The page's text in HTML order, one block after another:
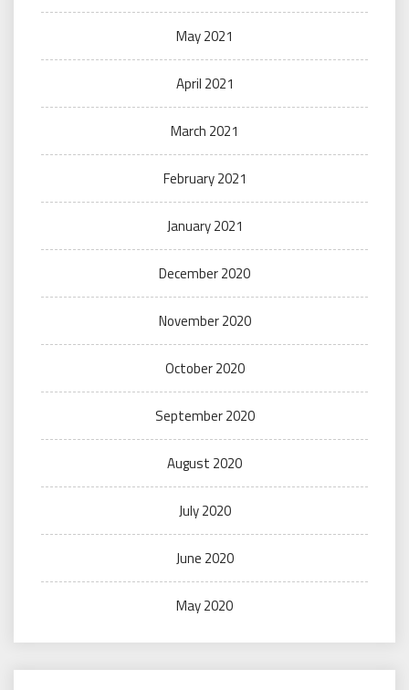
May 2021
April 2021
March 2021
February 2021
January 2021
December 2020
November 2020
October 2020
September 2020
August 2020
July 2020
June 2020
May 2020